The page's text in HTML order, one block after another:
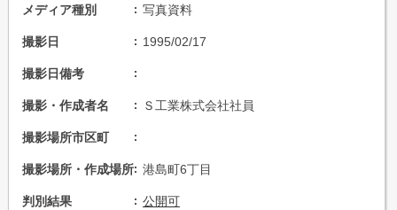
メディア種別 写真資料
撮影日 1995/02/17
撮影日備考
撮影・作成者名 Ｓ工業株式会社社員
撮影場所市区町
撮影場所・作成場所 港島町6丁目
判別結果 公開可